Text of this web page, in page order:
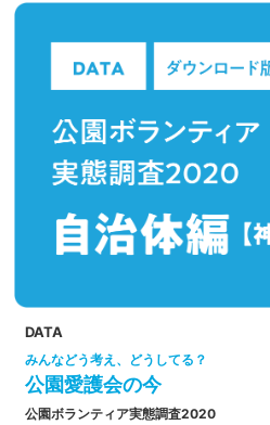
DATA
みんなどう考え、どうしてる？
公園愛護会の今
公園ボランティア実態調査2020